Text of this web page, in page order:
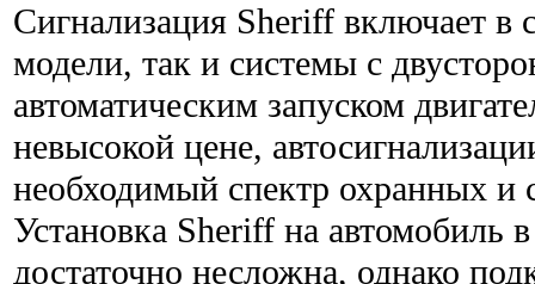
Сигнализация Sheriff включает в
модели, так и системы с
автоматическим запуском
невысокой цене,
необходимый спектр охранных и
Установка Sheriff на автомобиль
достаточно несложна, однако